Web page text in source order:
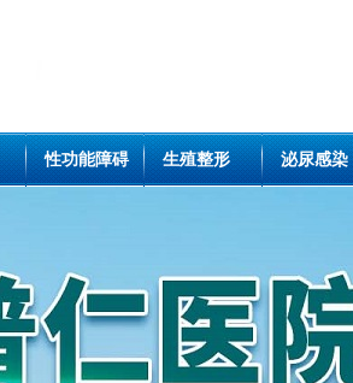
性功能障碍 生殖整形 泌尿感染